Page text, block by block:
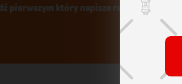
pierwszym który napisze recenzję !